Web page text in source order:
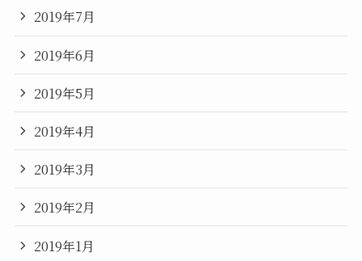
2019年7月
2019年6月
2019年5月
2019年4月
2019年3月
2019年2月
2019年1月